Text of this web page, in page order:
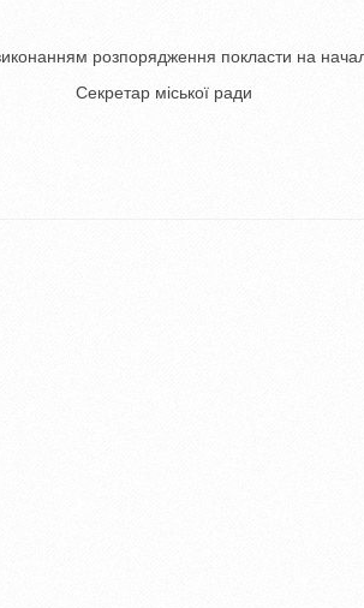
розпорядження покласти на
Секретар